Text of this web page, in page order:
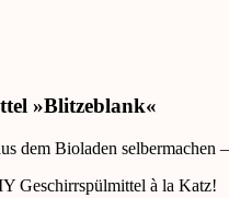
»Blitzeblank«
Geschirrspülmittel à la Katz!